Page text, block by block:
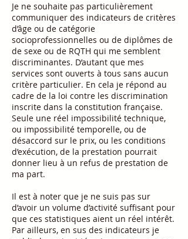
Je ne souhaite pas particulièrement
communiquer des indicateurs de critères
d’âge ou de catégorie
socioprofessionnelles ou de diplômes de
de sexe ou de RQTH qui me semblent
discriminantes. D’autant que mes
services sont ouverts à tous sans aucun
critère particulier. En cela je répond au
cadre de la loi contre les discrimination
inscrite dans la constitution française.
Seule une réel impossibilité technique,
ou impossibilité temporelle, ou de
désaccord sur le prix, ou les conditions
d’exécution, de la prestation pourrait
donner lieu à un refus de prestation de
ma part.
Il est à noter que je ne suis pas sur
d’avoir un volume d’activité suffisant pour
que ces statistiques aient un réel intérêt.
Par ailleurs, en sus des indicateurs je